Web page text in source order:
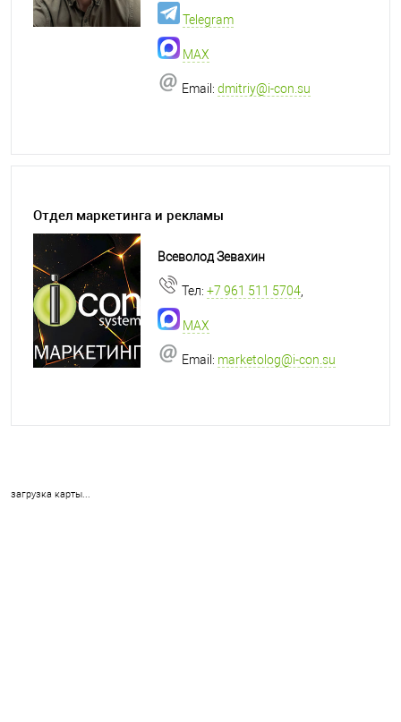
Telegram
MAX
Email: dmitriy@i-con.su
Отдел маркетинга и рекламы
Всеволод Зевахин
Тел: +7 961 511 5704,
MAX
Email: marketolog@i-con.su
загрузка карты...